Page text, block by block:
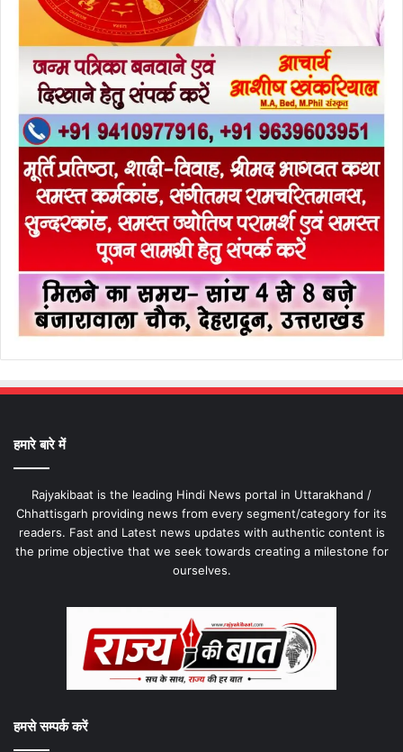
हमारे बारे में
Rajyakibaat is the leading Hindi News portal in Uttarakhand /
Chhattisgarh providing news from every segment/category for its
readers. Fast and Latest news updates with authentic content is
the prime objective that we seek towards creating a milestone for
ourselves.
हमसे सम्पर्क करें